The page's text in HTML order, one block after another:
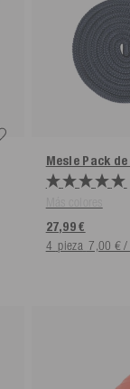
Mesle Pack
27,99 €
4 pieza 7,00 € /